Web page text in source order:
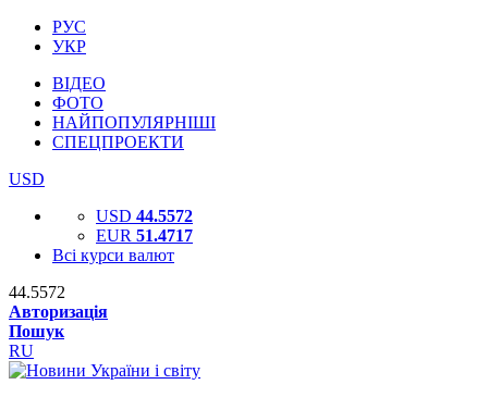
РУС
УКР
ВІДЕО
ФОТО
НАЙПОПУЛЯРНІШІ
СПЕЦПРОЕКТИ
USD
USD 44.5572
EUR 51.4717
Всі курси валют
44.5572
Авторизація
Пошук
RU